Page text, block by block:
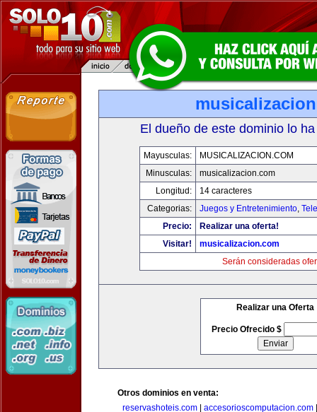
El dueño de este dominio lo
Mayusculas:
MUSICALIZACION.COM
Minusculas:
musicalizacion.com
Longitud:
14 caracteres
Categorias:
Juegos y Entretenimiento,
Precio:
Realizar una oferta!
Visitar!
musicalizacion.com
Serán consideradas
Realizar una Oferta
Precio Ofrecido $
Otros dominios en venta:
reservashoteis.com| accesorioscomputacion.com